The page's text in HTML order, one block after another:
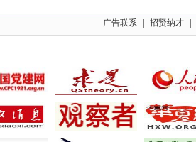
广告联系 招贤纳才